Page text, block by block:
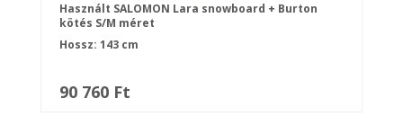
Használt SALOMON Lara snowboard + Burton
kötés S/M méret
Hossz: 143 cm
90 760 Ft